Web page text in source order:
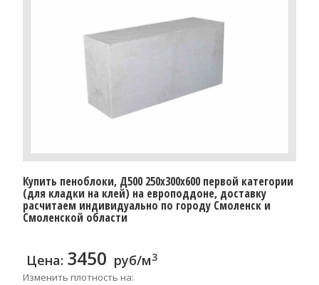
Купить пеноблоки, Д500 250x300x600 первой категории
(для кладки на клей) на европоддоне, доставку
расчитаем индивидуально по городу Смоленск и
Смоленской области
Цена: 3450 руб/м3
Изменить плотность на: